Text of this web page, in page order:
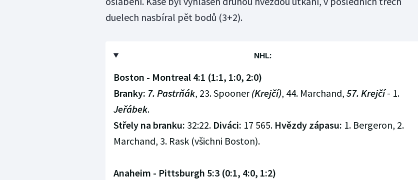
duelech nasbíral pět bodů (3+2).
NHL:
Boston - Montreal 4:1 (1:1, 1:0, 2:0)
Branky: 7. Pastrňák, 23. Spooner(Krejčí), 44. Marchand, 57. Krejčí- 1.
Jeřábek.
Střely na branku: 32:22. Diváci: 17 565. Hvězdy zápasu: 1. Bergeron, 2.
Marchand, 3. Rask (všichni Boston).
Anaheim - Pittsburgh 5:3 (0:1, 4:0, 1:2)